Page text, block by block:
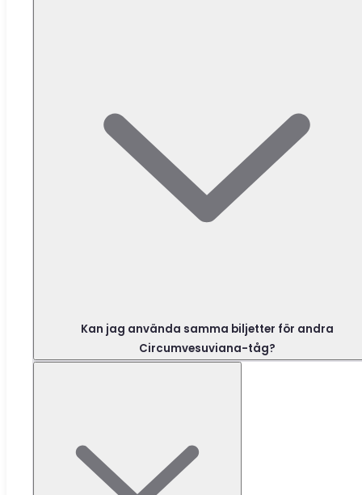
Kan jag använda samma biljetter för andra
Circumvesuviana-tåg?